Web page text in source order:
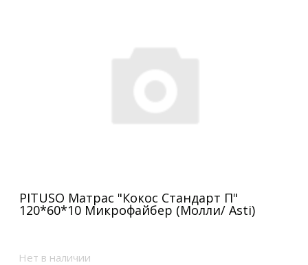
PITUSO Матрас "Кокос Стандарт П"
120*60*10 Микрофайбер (Молли/ Asti)
Нет в наличии